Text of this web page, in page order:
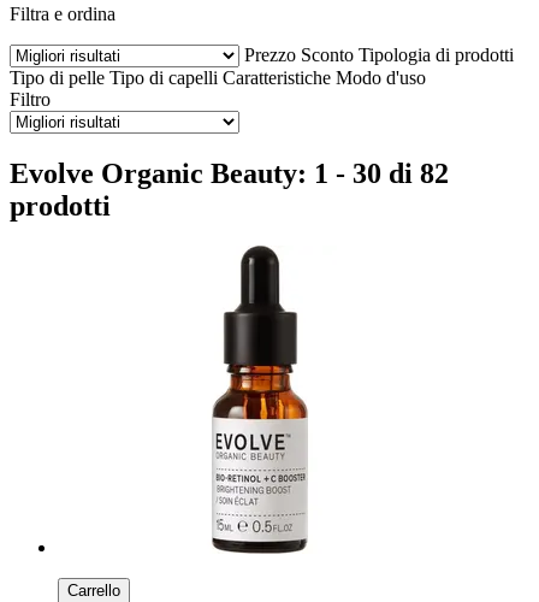
Filtra e ordina
Prezzo Sconto Tipologia di prodotti
Tipo di pelle Tipo di capelli Caratteristiche Modo d'uso
Filtro
Evolve Organic Beauty: 1 - 30 di 82
prodotti
Carrello